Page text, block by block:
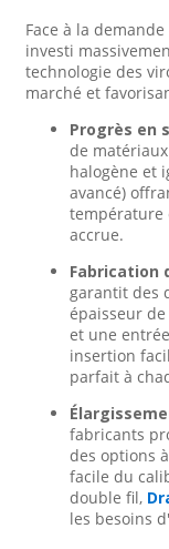
Face à la
investi
technologie des
marché et
Progrès en
de
halogène et
avancé)
température
accrue.
Fabrication
garantit des
épaisseur
et une
insertion
parfait à
fabricants
des options
facile du
double fil,
les besoins